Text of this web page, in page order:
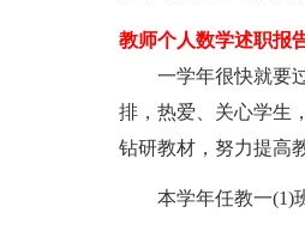
教师个人数学述职报
一学年很快就要
排，热爱、关心学生
钻研教材，努力提高
本学年任教一(1)